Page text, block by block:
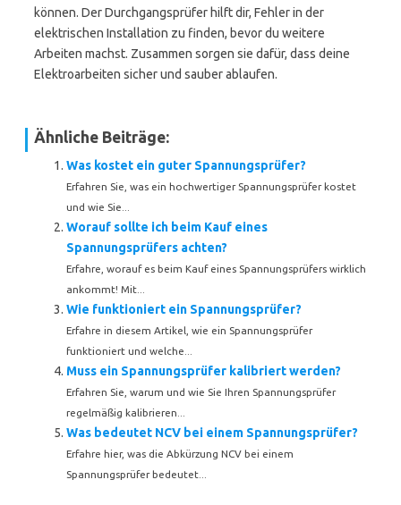
können. Der Durchgangsprüfer hilft dir, Fehler in der
elektrischen Installation zu finden, bevor du weitere
Arbeiten machst. Zusammen sorgen sie dafür, dass deine
Elektroarbeiten sicher und sauber ablaufen.
Ähnliche Beiträge:
Was kostet ein guter Spannungsprüfer?
Erfahren Sie, was ein hochwertiger Spannungsprüfer kostet
und wie Sie...
Worauf sollte ich beim Kauf eines
Spannungsprüfers achten?
Erfahre, worauf es beim Kauf eines Spannungsprüfers wirklich
ankommt! Mit...
Wie funktioniert ein Spannungsprüfer?
Erfahre in diesem Artikel, wie ein Spannungsprüfer
funktioniert und welche...
Muss ein Spannungsprüfer kalibriert werden?
Erfahren Sie, warum und wie Sie Ihren Spannungsprüfer
regelmäßig kalibrieren...
Was bedeutet NCV bei einem Spannungsprüfer?
Erfahre hier, was die Abkürzung NCV bei einem
Spannungsprüfer bedeutet...